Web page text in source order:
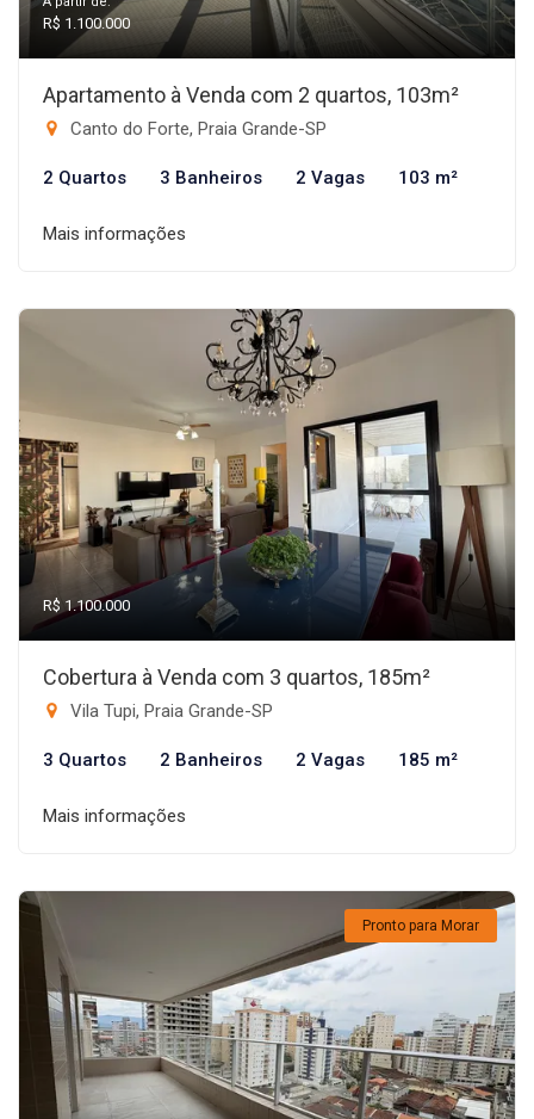
R$ 1.100.000
Apartamento à Venda com 2 quartos, 103m²
Canto do Forte, Praia Grande-SP
2 Quartos 3 Banheiros 2 Vagas 103 m²
Mais informações
R$ 1.100.000
Cobertura à Venda com 3 quartos, 185m²
Vila Tupi, Praia Grande-SP
3 Quartos 2 Banheiros 2 Vagas 185 m²
Mais informações
Pronto para Morar